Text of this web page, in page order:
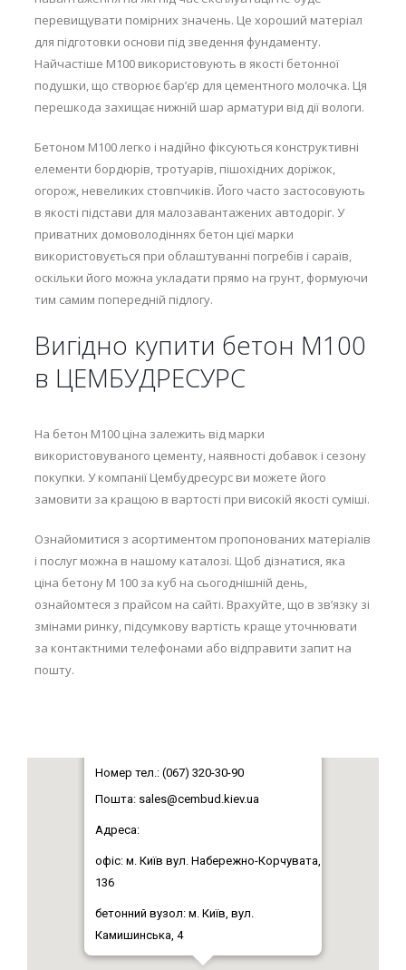
перевищувати помірних значень. Це хороший матеріал
для підготовки основи під зведення фундаменту.
Найчастіше М100 використовують в якості бетонної
подушки, що створює бар’єр для цементного молочка. Ця
перешкода захищає нижній шар арматури від дії вологи.
Бетоном М100 легко і надійно фіксуються конструктивні
елементи бордюрів, тротуарів, пішохідних доріжок,
огорож, невеликих стовпчиків. Його часто застосовують
в якості підстави для малозавантажених автодоріг. У
приватних домоволодіннях бетон цієї марки
використовується при облаштуванні погребів і сараїв,
оскільки його можна укладати прямо на грунт, формуючи
тим самим попередній підлогу.
Вигідно купити бетон М100
в ЦЕМБУДРЕСУРС
На бетон М100 ціна залежить від марки
використовуваного цементу, наявності добавок і сезону
покупки. У компанії Цембудресурс ви можете його
замовити за кращою в вартості при високій якості суміші.
Ознайомитися з асортиментом пропонованих матеріалів
і послуг можна в нашому каталозі. Щоб дізнатися, яка
ціна бетону М 100 за куб на сьогоднішній день,
ознайомтеся з прайсом на сайті. Врахуйте, що в зв’язку зі
змінами ринку, підсумкову вартість краще уточнювати
за контактними телефонами або відправити запит на
пошту.
Номер тел.: (067) 320-30-90
Пошта: sales@cembud.kiev.ua
Адреса:
офіс: м. Київ вул. Набережно-Корчувата,
136
бетонний вузол: м. Київ, вул.
Камишинська, 4